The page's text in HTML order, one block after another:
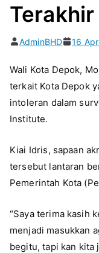
Terakhir
AdminBHD 16
Wali Kota Depok,
terkait Kota Depok
intoleran dalam
Institute.
Kiai Idris, sapaan
tersebut lantaran
Pemerintah Kota
“Saya terima kasih
menjadi masukkan
begitu, tapi kan kita